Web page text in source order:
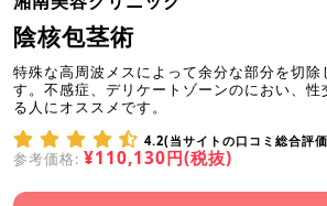
陰核包茎術
特殊な高周波メスによって余分な部分を切
す。不感症、デリケートゾーンのにおい、
る人にオススメです。
4.2(当サイトの口コミ総合評
参考価格: ¥110,130円(税抜)